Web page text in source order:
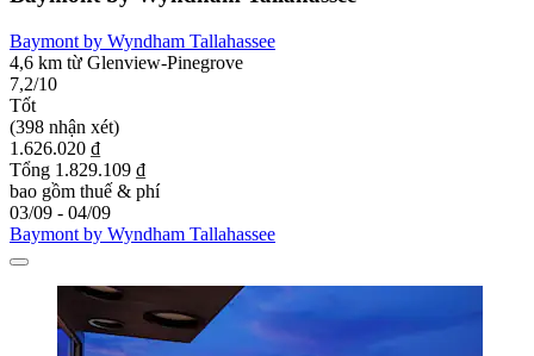
Baymont by Wyndham Tallahassee
4,6 km từ Glenview-Pinegrove
7,2/10
Tốt
(398 nhận xét)
1.626.020 ₫
Tổng 1.829.109 ₫
bao gồm thuế & phí
03/09 - 04/09
Baymont by Wyndham Tallahassee